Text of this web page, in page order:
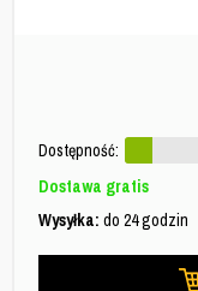
Dostępność:
Dostawa gratis
Wysyłka: do 24 godzin